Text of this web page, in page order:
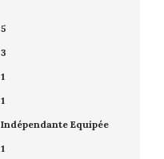
5
3
1
1
Indépendante Equipée
1